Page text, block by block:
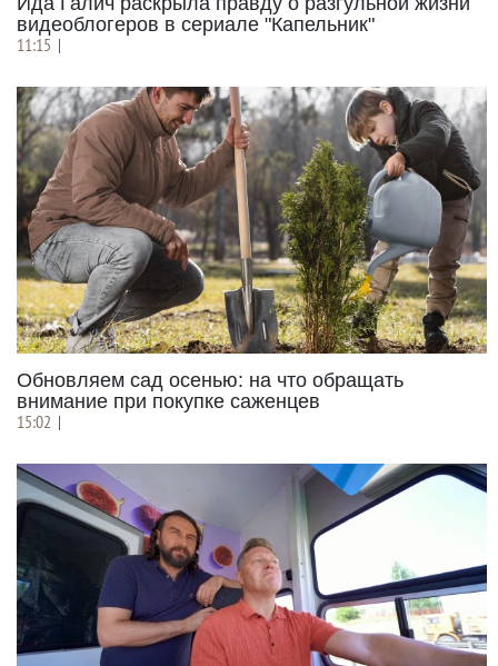
видеоблогеров в сериале "Капельник"
11:15 |
Обновляем сад осенью: на что обращать
внимание при покупке саженцев
15:02 |